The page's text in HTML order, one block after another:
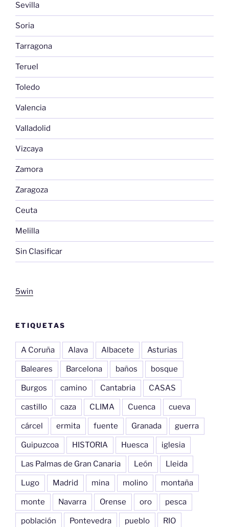
Sevilla
Soria
Tarragona
Teruel
Toledo
Valencia
Valladolid
Vizcaya
Zamora
Zaragoza
Ceuta
Melilla
Sin Clasificar
5win
ETIQUETAS
A Coruña Alava Albacete Asturias
Baleares Barcelona baños bosque
Burgos camino Cantabria CASAS
castillo caza CLIMA Cuenca cueva
cárcel ermita fuente Granada guerra
Guipuzcoa HISTORIA Huesca iglesia
Las Palmas de Gran Canaria León Lleida
Lugo Madrid mina molino montaña
monte Navarra Orense oro pesca
población Pontevedra pueblo RIO